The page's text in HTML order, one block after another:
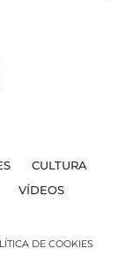
CULTURA
VÍDEOS
DE COOKIES